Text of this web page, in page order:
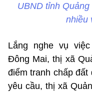
UBND tỉnh
nhiều
Lắng nghe vụ
Đông Mai, thị xã
điểm tranh chấp
yêu cầu, thị xã